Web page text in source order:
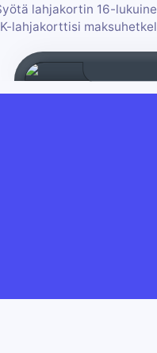
lahjakortin 16-
lahjakorttisi